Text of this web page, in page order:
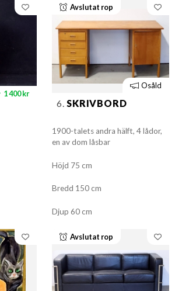
1 400 kr
Avslutat rop
Osåld
6. SKRIVBORD
1900-talets andra hälft, 4 lådor,
en av dom låsbar
Höjd 75 cm
Bredd 150 cm
Djup 60 cm
Avslutat rop